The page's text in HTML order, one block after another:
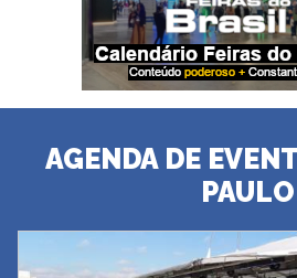
AGENDA DE
PAULO